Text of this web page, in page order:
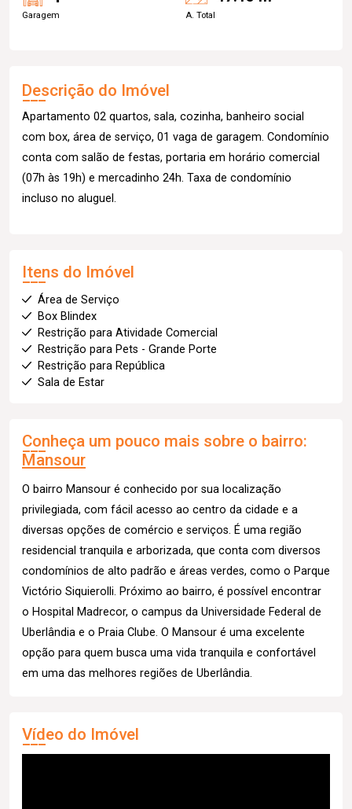
Garagem A. Total
Descrição do Imóvel
Apartamento 02 quartos, sala, cozinha, banheiro social
com box, área de serviço, 01 vaga de garagem. Condomínio
conta com salão de festas, portaria em horário comercial
(07h às 19h) e mercadinho 24h. Taxa de condomínio
incluso no aluguel.
Itens do Imóvel
Área de Serviço
Box Blindex
Restrição para Atividade Comercial
Restrição para Pets - Grande Porte
Restrição para República
Sala de Estar
Conheça um pouco mais sobre o bairro:
Mansour
O bairro Mansour é conhecido por sua localização
privilegiada, com fácil acesso ao centro da cidade e a
diversas opções de comércio e serviços. É uma região
residencial tranquila e arborizada, que conta com diversos
condomínios de alto padrão e áreas verdes, como o Parque
Victório Siquierolli. Próximo ao bairro, é possível encontrar
o Hospital Madrecor, o campus da Universidade Federal de
Uberlândia e o Praia Clube. O Mansour é uma excelente
opção para quem busca uma vida tranquila e confortável
em uma das melhores regiões de Uberlândia.
Vídeo do Imóvel